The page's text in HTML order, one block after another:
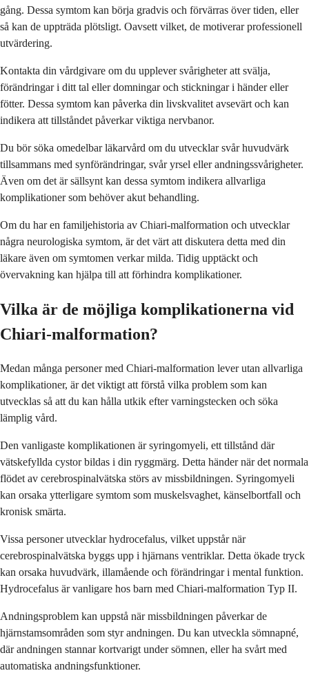
gång. Dessa symtom kan börja gradvis och förvärras över tiden, eller
så kan de uppträda plötsligt. Oavsett vilket, de motiverar professionell
utvärdering.
Kontakta din vårdgivare om du upplever svårigheter att svälja,
förändringar i ditt tal eller domningar och stickningar i händer eller
fötter. Dessa symtom kan påverka din livskvalitet avsevärt och kan
indikera att tillståndet påverkar viktiga nervbanor.
Du bör söka omedelbar läkarvård om du utvecklar svår huvudvärk
tillsammans med synförändringar, svår yrsel eller andningssvårigheter.
Även om det är sällsynt kan dessa symtom indikera allvarliga
komplikationer som behöver akut behandling.
Om du har en familjehistoria av Chiari-malformation och utvecklar
några neurologiska symtom, är det värt att diskutera detta med din
läkare även om symtomen verkar milda. Tidig upptäckt och
övervakning kan hjälpa till att förhindra komplikationer.
Vilka är de möjliga komplikationerna vid
Chiari-malformation?
Medan många personer med Chiari-malformation lever utan allvarliga
komplikationer, är det viktigt att förstå vilka problem som kan
utvecklas så att du kan hålla utkik efter varningstecken och söka
lämplig vård.
Den vanligaste komplikationen är syringomyeli, ett tillstånd där
vätskefyllda cystor bildas i din ryggmärg. Detta händer när det normala
flödet av cerebrospinalvätska störs av missbildningen. Syringomyeli
kan orsaka ytterligare symtom som muskelsvaghet, känselbortfall och
kronisk smärta.
Vissa personer utvecklar hydrocefalus, vilket uppstår när
cerebrospinalvätska byggs upp i hjärnans ventriklar. Detta ökade tryck
kan orsaka huvudvärk, illamående och förändringar i mental funktion.
Hydrocefalus är vanligare hos barn med Chiari-malformation Typ II.
Andningsproblem kan uppstå när missbildningen påverkar de
hjärnstamsområden som styr andningen. Du kan utveckla sömnapné,
där andningen stannar kortvarigt under sömnen, eller ha svårt med
automatiska andningsfunktioner.